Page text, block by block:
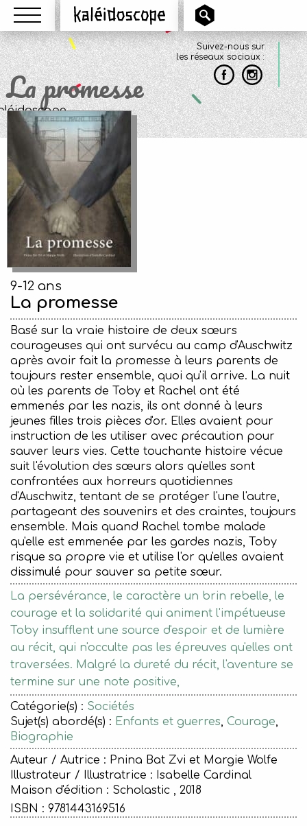
Menu Kaléidoscope
Suivez-nous sur
les réseaux sociaux :
La promesse
9-12 ans
La promesse
Basé sur la vraie histoire de deux sœurs
courageuses qui ont survécu au camp d'Auschwitz
après avoir fait la promesse à leurs parents de
toujours rester ensemble, quoi qu'il arrive. La nuit
où les parents de Toby et Rachel ont été
emmenés par les nazis, ils ont donné à leurs
jeunes filles trois pièces d'or. Elles avaient pour
instruction de les utiliser avec précaution pour
sauver leurs vies. Cette touchante histoire vécue
suit l'évolution des sœurs alors qu'elles sont
confrontées aux horreurs quotidiennes
d'Auschwitz, tentant de se protéger l'une l'autre,
partageant des souvenirs et des craintes, toujours
ensemble. Mais quand Rachel tombe malade
qu'elle est emmenée par les gardes nazis, Toby
risque sa propre vie et utilise l'or qu'elles avaient
dissimulé pour sauver sa petite sœur.
La persévérance, le caractère un brin rebelle, le
courage et la solidarité qui animent l'impétueuse
Toby insufflent une source d'espoir et de lumière
au récit, qui n'occulte pas les épreuves qu'elles ont
traversées. Malgré la dureté du récit, l'aventure se
termine sur une note positive,
Catégorie(s) : Sociétés
Sujet(s) abordé(s) : Enfants et guerres, Courage,
Biographie
Auteur / Autrice : Pnina Bat Zvi et Margie Wolfe
Illustrateur / Illustratrice : Isabelle Cardinal
Maison d'édition : Scholastic , 2018
ISBN : 9781443169516